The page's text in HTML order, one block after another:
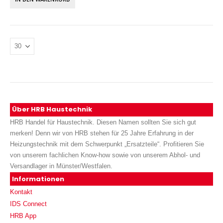
Über HRB Haustechnik
HRB Handel für Haustechnik. Diesen Namen sollten Sie sich gut
merken! Denn wir von HRB stehen für 25 Jahre Erfahrung in der
Heizungstechnik mit dem Schwerpunkt „Ersatzteile“. Profitieren Sie
von unserem fachlichen Know-how sowie von unserem Abhol- und
Versandlager in Münster/Westfalen.
Informationen
Kontakt
IDS Connect
HRB App